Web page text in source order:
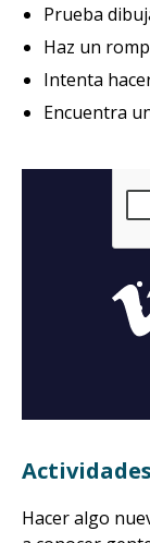
Prueba
Haz un
Intenta
Encuentra
Hacer algo